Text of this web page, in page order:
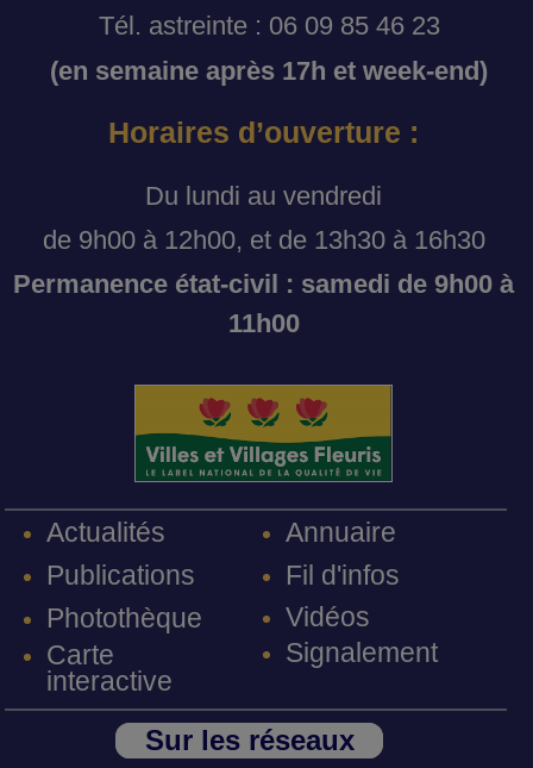
Tél. astreinte : 06 09 85 46 23
(en semaine après 17h et week-end)
Horaires d’ouverture :
Du lundi au vendredi
de 9h00 à 12h00, et de 13h30 à 16h30
Permanence état-civil : samedi de 9h00 à
11h00
Actualités
Publications
Photothèque
Carte
interactive
Annuaire
Fil d'infos
Vidéos
Signalement
Sur les réseaux